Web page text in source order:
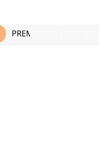
PREMIUM